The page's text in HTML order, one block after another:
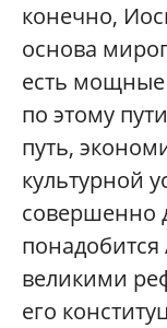
конечно,
основа
есть мощные
по этому
путь,
культурной
совершенно
понадобится
великими
его